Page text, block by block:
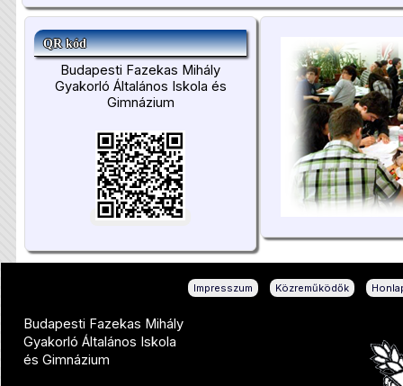
QR kód
Budapesti Fazekas Mihály
Gyakorló Általános Iskola és
Gimnázium
Impresszum Közreműködők
Budapesti Fazekas Mihály
Gyakorló Általános Iskola
és Gimnázium